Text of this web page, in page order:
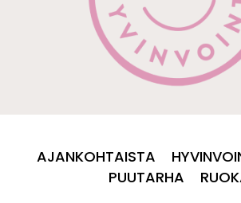
AJANKOHTAISTA
PUUTARHA